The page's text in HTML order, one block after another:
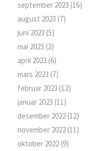
september 2023 (16)
august 2023 (7)
juni 2023 (5)
mai 2023 (2)
april 2023 (6)
mars 2023 (7)
februar 2023 (12)
januar 2023 (11)
desember 2022(12)
november 2022(11)
oktober 2022(9)